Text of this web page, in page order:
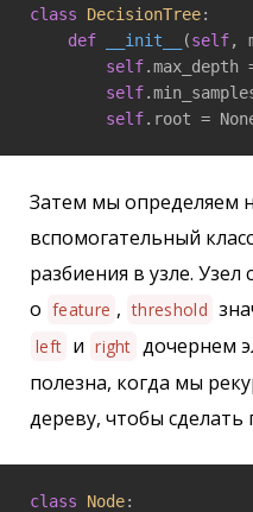
class DecisionTree:
def
__init__ (self,
self.max_depth
self
self
Затем мы определяем
вспомогательный
разбиения в узле.
о feature , threshold
left и right дочернем
полезна, когда мы
дереву, чтобы сделать
class Node: